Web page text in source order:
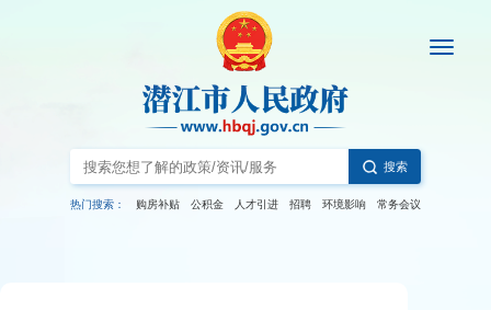
搜索
热门搜索： 购房补贴 公积金 人才引进 招聘 环境影响 常务会议